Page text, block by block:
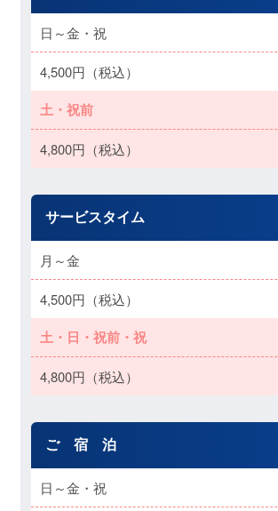
日～金・祝
4,500円（税込）
土・祝前
4,800円（税込）
サービスタイム
月～金
4,500円（税込）
土・日・祝前・祝
4,800円（税込）
ご 宿 泊
日～金・祝